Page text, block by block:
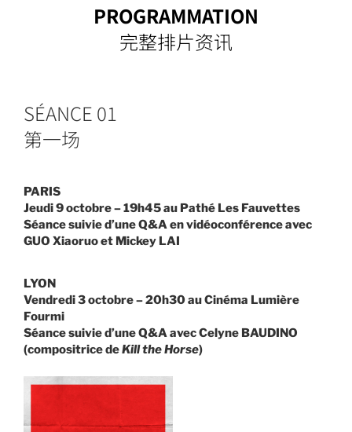
PROGRAMMATION
完整排片资讯
SÉANCE 01
第一场
PARIS
Jeudi 9 octobre – 19h45au Pathé Les Fauvettes
Séance suivie d’une Q&A en vidéoconférence avec
GUO Xiaoruo et Mickey LAI
LYON
Vendredi 3 octobre – 20h30au Cinéma Lumière
Fourmi
Séance suivie d’une Q&A avec Celyne BAUDINO
(compositrice deKill the Horse)